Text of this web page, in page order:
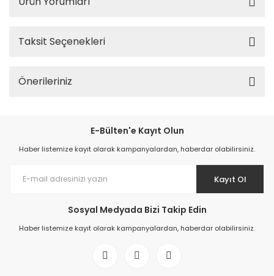
Taksit Seçenekleri
Önerileriniz
E-Bülten'e Kayıt Olun
Haber listemize kayıt olarak kampanyalardan, haberdar olabilirsiniz.
Kayıt Ol
Sosyal Medyada Bizi Takip Edin
Haber listemize kayıt olarak kampanyalardan, haberdar olabilirsiniz.